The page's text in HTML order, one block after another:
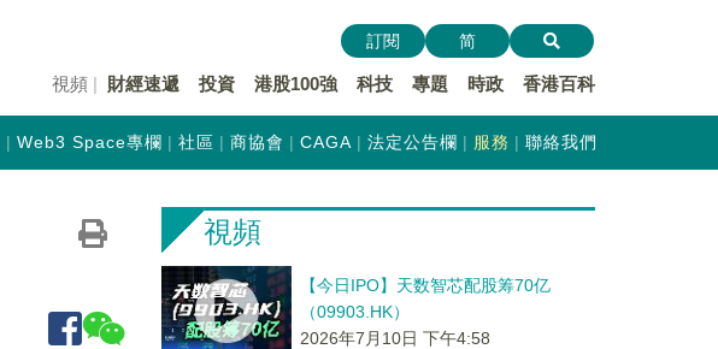
視頻 財經速遞 投資 港股100強 科技 專題 時政 香港百科
訂閱 简
Web3 Space專欄 社區 商協會 CAGA 法定公告欄 服務 聯絡我們
視頻
【今日IPO】天数智芯配股筹70亿
（09903.HK）
2026年7月10日 下午4:58